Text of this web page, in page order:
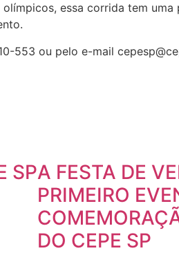
essa corrida tem
553 ou pelo e-mail
SPA FESTA DE
PRIMEIRO
DO CEPE SP